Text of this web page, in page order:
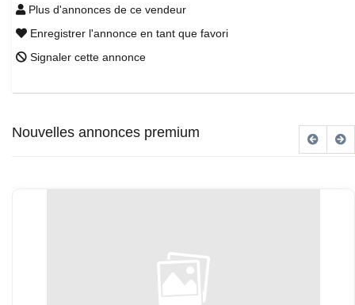
Plus d'annonces de ce vendeur
Enregistrer l'annonce en tant que favori
Signaler cette annonce
Nouvelles annonces premium